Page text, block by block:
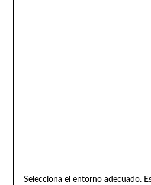
Selecciona el entorno adecuado.